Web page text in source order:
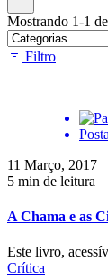
Mostrando 1-1
Filtro
11 Março, 2017
5 min de leitura
A Chama e as
Este livro,
Crítica